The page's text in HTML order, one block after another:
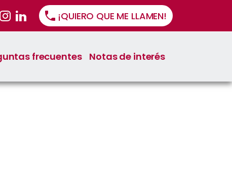
¡QUIERO QUE ME LLAMEN!
frecuentes Notas de interés